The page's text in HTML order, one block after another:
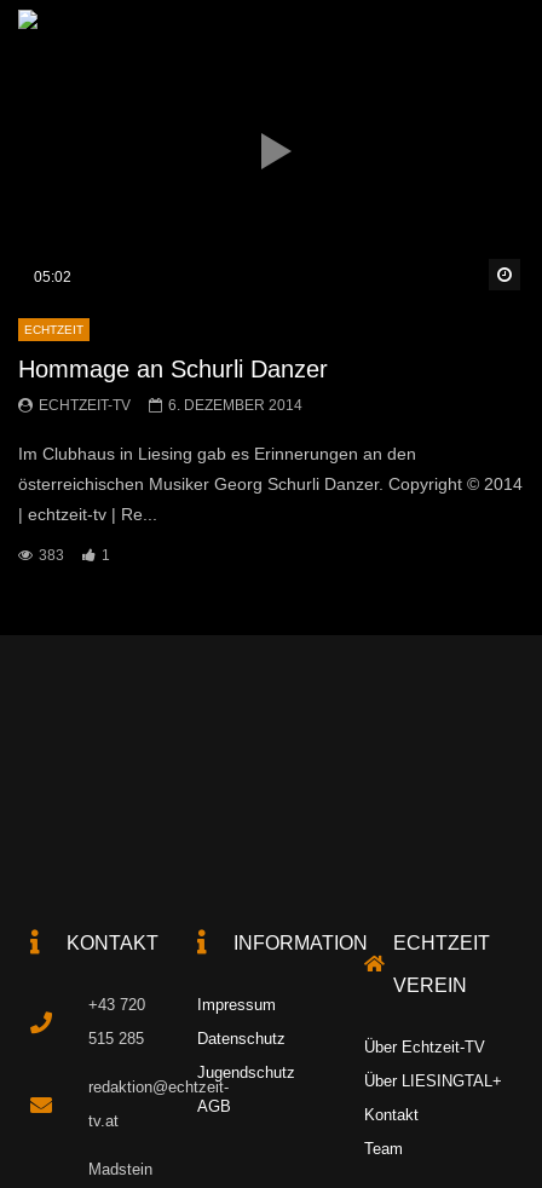
05:02
ECHTZEIT
Hommage an Schurli Danzer
ECHTZEIT-TV 6. DEZEMBER 2014
Im Clubhaus in Liesing gab es Erinnerungen an den
österreichischen Musiker Georg Schurli Danzer. Copyright © 2014
| echtzeit-tv | Re...
383 1
KONTAKT
+43 720
515 285
redaktion@echtzeit-
tv.at
Madstein
INFORMATION
Impressum
Datenschutz
Jugendschutz
AGB
ECHTZEIT
VEREIN
Über Echtzeit-TV
Über LIESINGTAL+
Kontakt
Team